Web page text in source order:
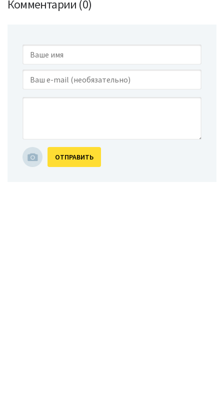
Комментарии (0)
ОТПРАВИТЬ